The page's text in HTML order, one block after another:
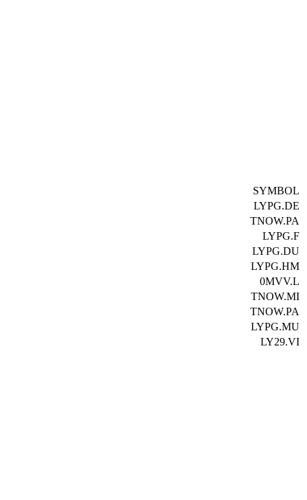
SYMBOL
LYPG.DE
TNOW.PA
LYPG.F
LYPG.DU
LYPG.HM
0MVV.L
TNOW.MI
TNOW.PA
LYPG.MU
LY29.VI